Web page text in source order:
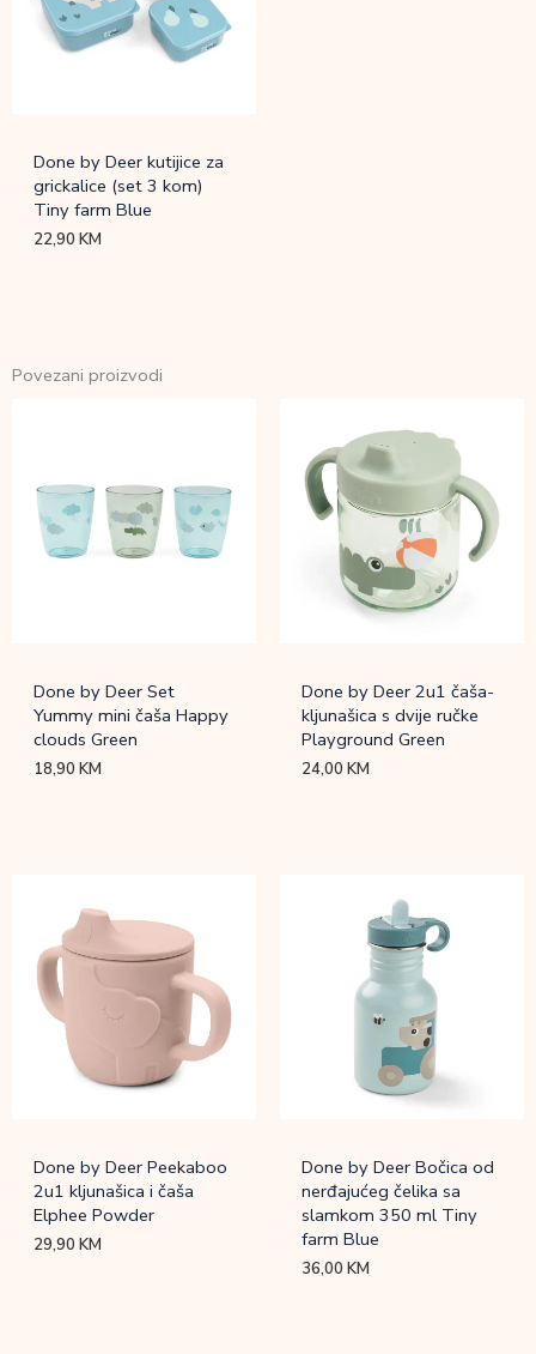
Done by Deer kutijice za
grickalice (set 3 kom)
Tiny farm Blue
22,90KM
Povezani proizvodi
Done by Deer Set
Yummy mini čaša Happy
clouds Green
18,90KM
Done by Deer 2u1 čaša-
kljunašica s dvije ručke
Playground Green
24,00KM
Done by Deer Peekaboo
2u1 kljunašica i čaša
Elphee Powder
29,90KM
Done by Deer Bočica od
nerđajućeg čelika sa
slamkom 350 ml Tiny
farm Blue
36,00KM